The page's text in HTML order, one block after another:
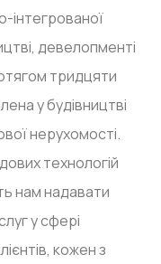
інтегрованої
девелопменті
тридцяти
у будівництві
нерухомості.
технологій
нам надавати
у сфері
кожен з